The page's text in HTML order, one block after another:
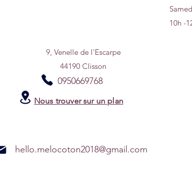
10h -
9, Venelle de l'Escarpe
44190 Clisson
0950669768
Nous trouver sur un plan
hello.melocoton2018@gmail.com